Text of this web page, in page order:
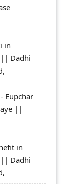
in
|| Dadhi
Eupchar
||
in
|| Dadhi